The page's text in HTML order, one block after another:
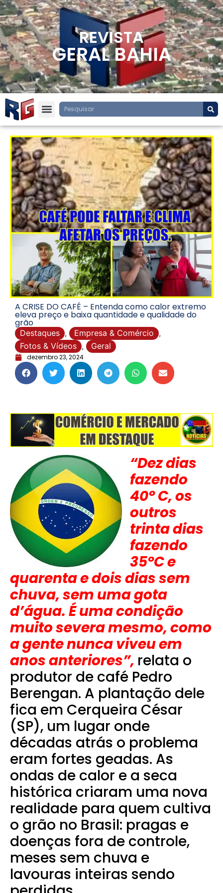
REVISTA
GERAL BAHIA
A CRISE DO CAFÉ – Entenda como calor extremo
eleva preço e baixa quantidade e qualidade do
grão
Destaques , Empresa & Comércio ,
Fotos & Vídeos , Geral
dezembro 23, 2024
“Dez dias
fazendo
40° C, os
outros
trinta dias
fazendo
35°C e
quarenta e dois dias sem
chuva, sem uma gota
d’água. É uma condição
muito severa mesmo, como
a gente nunca viveu em
anos anteriores”, relata o
produtor de café Pedro
Berengan. A plantação dele
fica em Cerqueira César
(SP), um lugar onde
décadas atrás o problema
eram fortes geadas. As
ondas de calor e a seca
histórica criaram uma nova
realidade para quem cultiva
o grão no Brasil: pragas e
doenças fora de controle,
meses sem chuva e
lavouras inteiras sendo